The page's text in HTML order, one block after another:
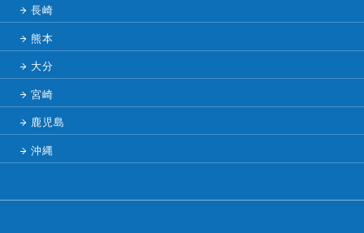
長崎
熊本
大分
宮崎
鹿児島
沖縄